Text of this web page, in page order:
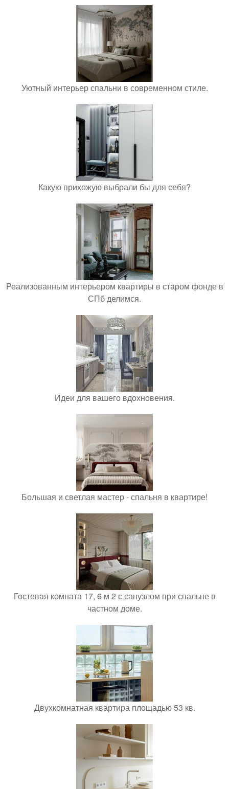
Уютный интерьер спальни в современном стиле.
Какую прихожую выбрали бы для себя?
Реализованным интерьером квартиры в старом фонде в
СПб делимся.
Идеи для вашего вдохновения.
Большая и светлая мастер - спальня в квартире!
Гостевая комната 17, 6 м 2 с санузлом при спальне в
частном доме.
Двухкомнатная квартира площадью 53 кв.